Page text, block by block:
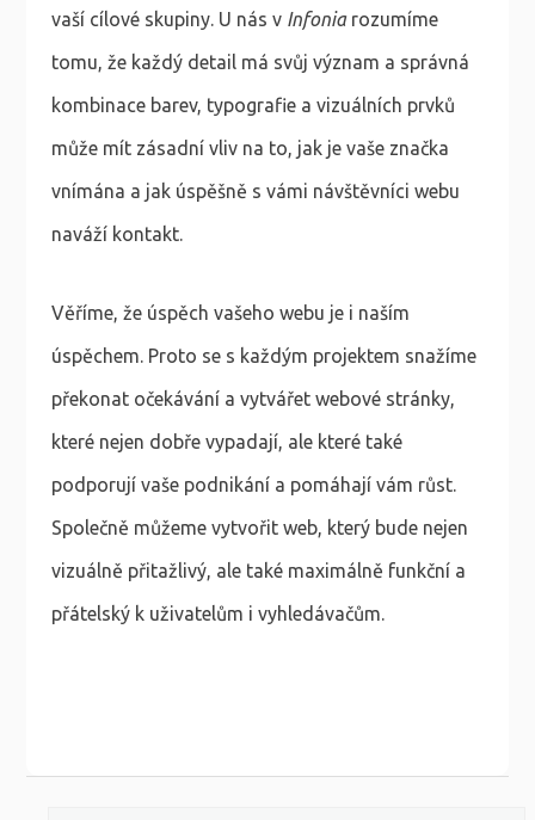
vaší cílové skupiny. U nás v Infoniarozumíme
tomu, že každý detail má svůj význam a správná
kombinace barev, typografie a vizuálních prvků
může mít zásadní vliv na to, jak je vaše značka
vnímána a jak úspěšně s vámi návštěvníci webu
naváží kontakt.
Věříme, že úspěch vašeho webu je i naším
úspěchem. Proto se s každým projektem snažíme
překonat očekávání a vytvářet webové stránky,
které nejen dobře vypadají, ale které také
podporují vaše podnikání a pomáhají vám růst.
Společně můžeme vytvořit web, který bude nejen
vizuálně přitažlivý, ale také maximálně funkční a
přátelský k uživatelům i vyhledávačům.